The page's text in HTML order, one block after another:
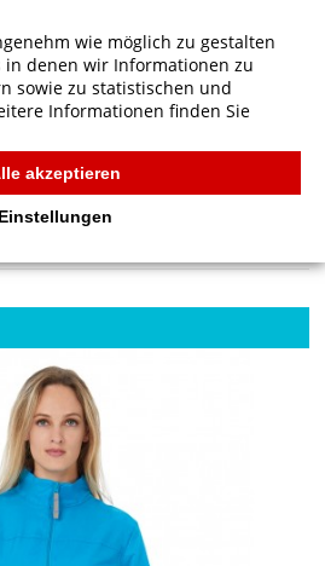
women Windbreaker
wie möglich zu gestalten
in denen wir Informationen zu
sowie zu statistischen und
Informationen finden Sie
akzeptieren
Einstellungen